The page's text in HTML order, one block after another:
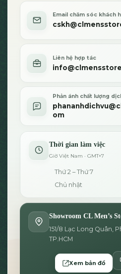
Email chăm sóc khách
Liên hệ hợp tác
Phản ánh chất lượng
om
Thời gian làm việc
Giờ Việt Nam · GMT+7
Thứ 2 – Thứ 7
Chủ nhật
Showroom CL Men’s
151/8 Lạc Long Quân,
TP.HCM
Xem bản đồ